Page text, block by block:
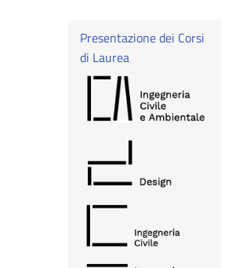
Presentazione dei Corsi
di Laurea